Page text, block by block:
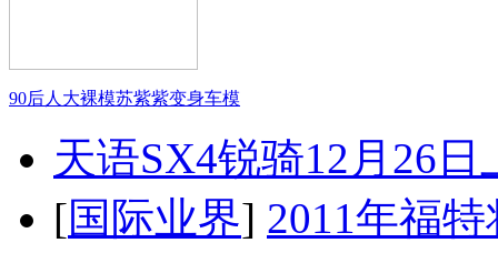
90后人大裸模苏紫紫变身车模
天语SX4锐骑12月26
[国际业界] 2011年福